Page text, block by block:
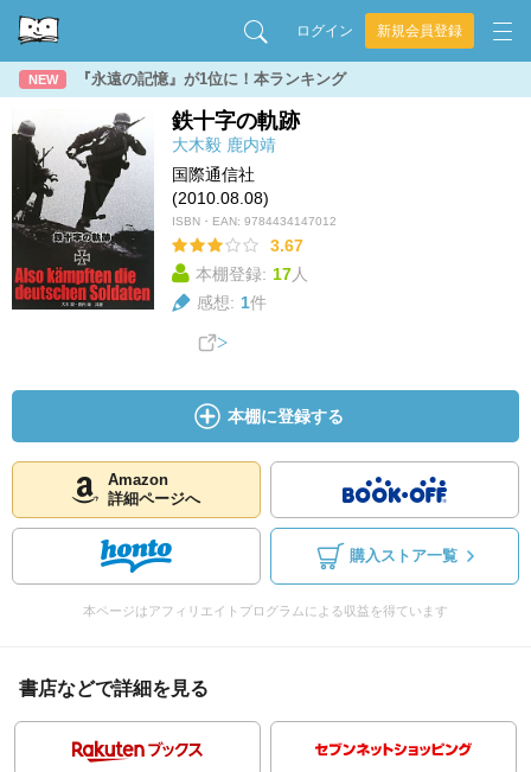
ログイン 新規会員登録
NEW 『永遠の記憶』が1位に！本ランキング
鉄十字の軌跡
大木毅 鹿内靖
国際通信社
(2010.08.08)
ISBN・EAN: 9784434147012
3.67
本棚登録: 17人
感想: 1件
本棚に登録する
Amazon
詳細ページへ
購入ストア一覧
本ページはアフィリエイトプログラムによる収益を得ています
書店などで詳細を見る